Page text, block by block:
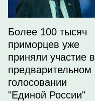
Более 100 тысяч
приморцев уже
приняли участие в
предварительном
голосовании
"Единой России"